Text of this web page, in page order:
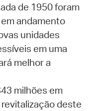
de 1950 foram
andamento
unidades
em uma
melhor a
milhões em
deste